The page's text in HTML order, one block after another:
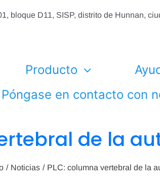
bloque D11, SISP, distrito de Hunnan,
Producto
Póngase en contacto con
de la
Noticias PLC: columna vertebral de la